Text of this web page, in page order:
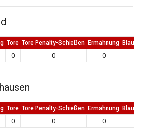
Tore Tore Penalty-Schießen Ermahnung Blaue
0 0 0
Tore Tore Penalty-Schießen Ermahnung Blaue
0 0 0